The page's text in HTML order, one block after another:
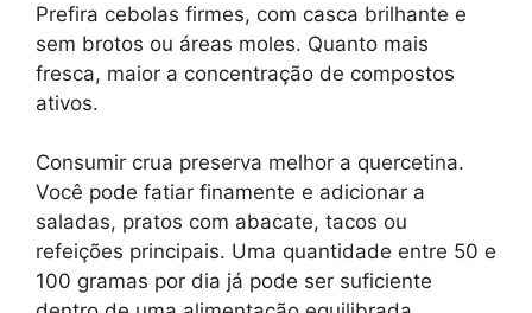
Prefira cebolas firmes, com casca brilhante e
sem brotos ou áreas moles. Quanto mais
fresca, maior a concentração de compostos
ativos.
Consumir crua preserva melhor a quercetina.
Você pode fatiar finamente e adicionar a
saladas, pratos com abacate, tacos ou
refeições principais. Uma quantidade entre 50 e
100 gramas por dia já pode ser suficiente